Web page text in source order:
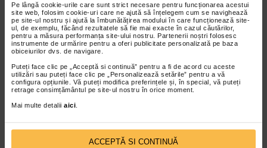
Pe lângă cookie-urile care sunt strict necesare pentru funcționarea acestui
site web, folosim cookie-uri care ne ajută să înțelegem cum se navighează
pe site-ul nostru și ajută la îmbunătățirea modului în care funcționează site-
ul, de exemplu, făcând rezultatele să fie mai exacte în cazul căutărilor,
pentru a măsura performanța site-ului nostru. Partenerii noștri folosesc
instrumente de urmărire pentru a oferi publicitate personalizată pe baza
obiceiurilor dvs. de navigare.
Puteți face clic pe „Acceptă si continuă” pentru a fi de acord cu aceste
utilizări sau puteți face clic pe „Personalizează setările” pentru a vă
configura opțiunile. Vă puteți modifica preferințele și, în special, vă puteți
retrage consimțământul pe site-ul nostru în orice moment.
Mai multe detalii aici
ACCEPTĂ SI CONTINUĂ
Ducray Kelual DS crema 40ml
Crema keratoreductoare Ducray
este o crema calmanta
recomandata pentru tratarea…
Ducray Squanorm matreata
grasa 200ml
Pentru a elimina matreata grasa,
care apare sub forma de fulgi
galbui ce stau lipiti de scalp…